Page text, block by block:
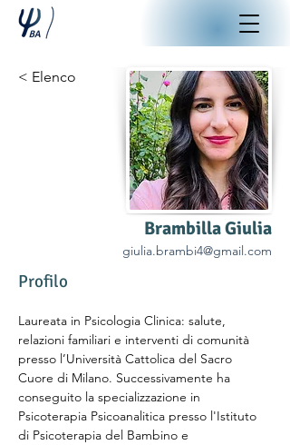
< Elenco
Brambilla Giulia
giulia.brambi4@gmail.com
Profilo
Laureata in Psicologia Clinica: salute,
relazioni familiari e interventi di comunità
presso l’Università Cattolica del Sacro
Cuore di Milano. Successivamente ha
conseguito la specializzazione in
Psicoterapia Psicoanalitica presso l'Istituto
di Psicoterapia del Bambino e